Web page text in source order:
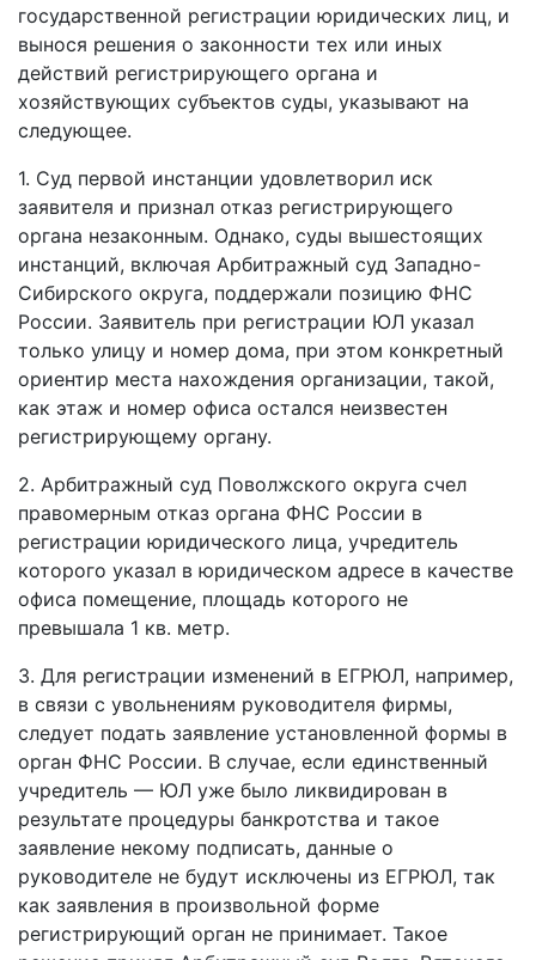
государственной регистрации юридических лиц, и
вынося решения о законности тех или иных
действий регистрирующего органа и
хозяйствующих субъектов суды, указывают на
следующее.
1. Суд первой инстанции удовлетворил иск
заявителя и признал отказ регистрирующего
органа незаконным. Однако, суды вышестоящих
инстанций, включая Арбитражный суд Западно-
Сибирского округа, поддержали позицию ФНС
России. Заявитель при регистрации ЮЛ указал
только улицу и номер дома, при этом конкретный
ориентир места нахождения организации, такой,
как этаж и номер офиса остался неизвестен
регистрирующему органу.
2. Арбитражный суд Поволжского округа счел
правомерным отказ органа ФНС России в
регистрации юридического лица, учредитель
которого указал в юридическом адресе в качестве
офиса помещение, площадь которого не
превышала 1 кв. метр.
3. Для регистрации изменений в ЕГРЮЛ, например,
в связи с увольнениям руководителя фирмы,
следует подать заявление установленной формы в
орган ФНС России. В случае, если единственный
учредитель — ЮЛ уже было ликвидирован в
результате процедуры банкротства и такое
заявление некому подписать, данные о
руководителе не будут исключены из ЕГРЮЛ, так
как заявления в произвольной форме
регистрирующий орган не принимает. Такое